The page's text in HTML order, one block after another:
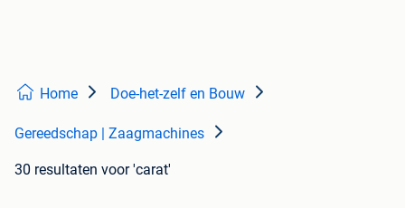
Home Doe-het-zelf en Bouw
Gereedschap | Zaagmachines
30 resultaten voor 'carat'